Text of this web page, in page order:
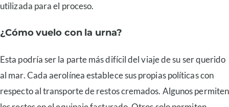
utilizada para el proceso.
¿Cómo vuelo con la urna?
Esta podría ser la parte más difícil del viaje de su ser querido
al mar. Cada aerolínea establece sus propias políticas con
respecto al transporte de restos cremados. Algunos permiten